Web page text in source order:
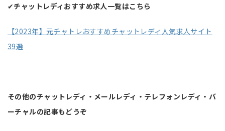
✔チャットレディおすすめ求人一覧はこちら
【2023年】元チャトレおすすめチャットレディ人気求人サイト
39選
その他のチャットレディ・メールレディ・テレフォンレディ・バ
ーチャルの記事もどうぞ